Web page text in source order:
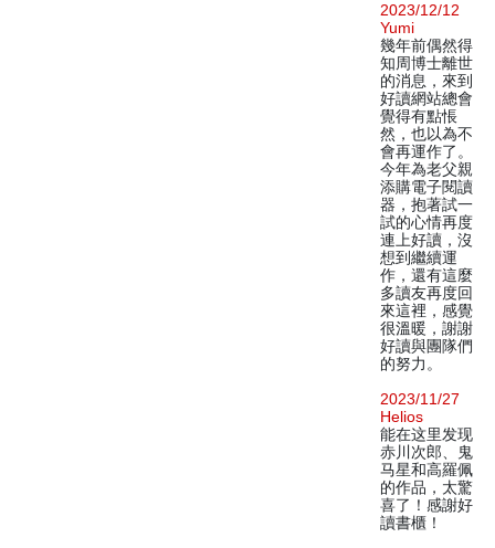
2023/12/12
Yumi
幾年前偶然得
知周博士離世
的消息，來到
好讀網站總會
覺得有點悵
然，也以為不
會再運作了。
今年為老父親
添購電子閱讀
器，抱著試一
試的心情再度
連上好讀，沒
想到繼續運
作，還有這麼
多讀友再度回
來這裡，感覺
很溫暖，謝謝
好讀與團隊們
的努力。
2023/11/27
Helios
能在这里发现
赤川次郎、鬼
马星和高羅佩
的作品，太驚
喜了！感謝好
讀書櫃！